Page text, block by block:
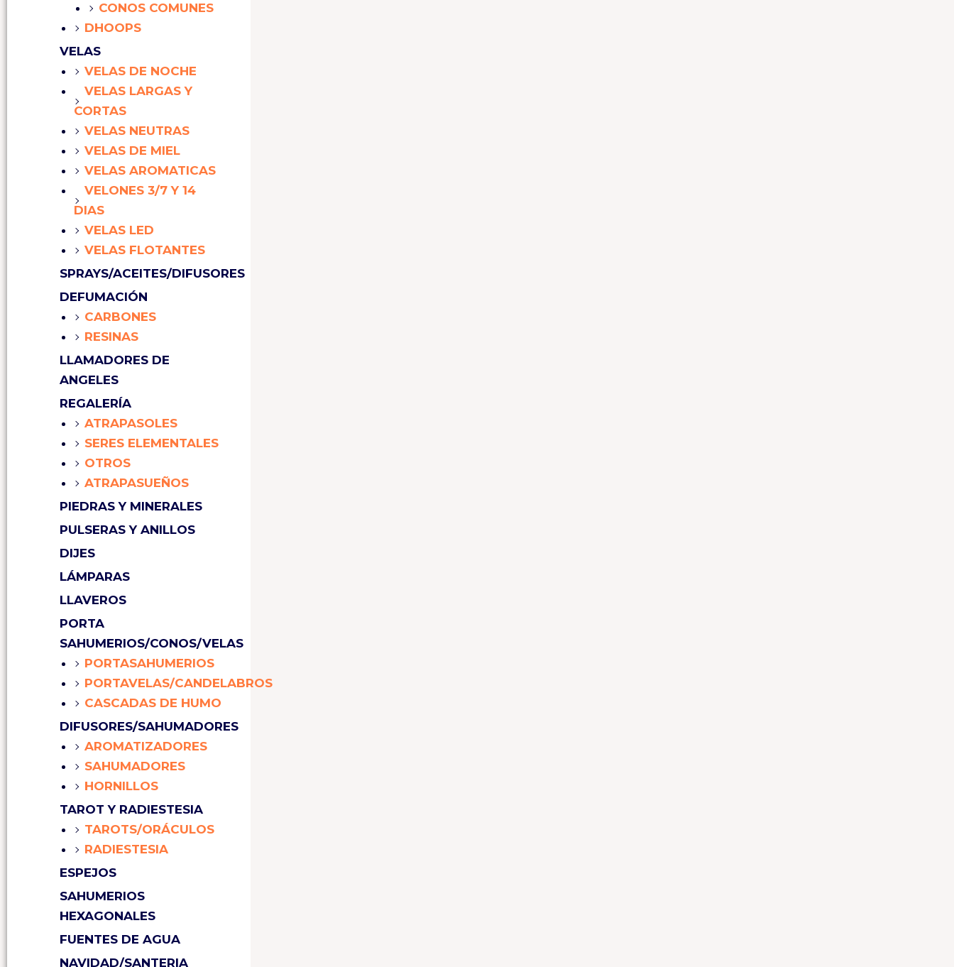
CONOS COMUNES
DHOOPS
VELAS
VELAS DE NOCHE
VELAS LARGAS Y
CORTAS
VELAS NEUTRAS
VELAS DE MIEL
VELAS AROMATICAS
VELONES 3/7 Y 14
DIAS
VELAS LED
VELAS FLOTANTES
SPRAYS/ACEITES/DIFUSORES
DEFUMACIÓN
CARBONES
RESINAS
LLAMADORES DE
ANGELES
REGALERÍA
ATRAPASOLES
SERES ELEMENTALES
OTROS
ATRAPASUEÑOS
PIEDRAS Y MINERALES
PULSERAS Y ANILLOS
DIJES
LÁMPARAS
LLAVEROS
PORTA
SAHUMERIOS/CONOS/VELAS
PORTASAHUMERIOS
PORTAVELAS/CANDELABROS
CASCADAS DE HUMO
DIFUSORES/SAHUMADORES
AROMATIZADORES
SAHUMADORES
HORNILLOS
TAROT Y RADIESTESIA
TAROTS/ORÁCULOS
RADIESTESIA
ESPEJOS
SAHUMERIOS
HEXAGONALES
FUENTES DE AGUA
NAVIDAD/SANTERIA